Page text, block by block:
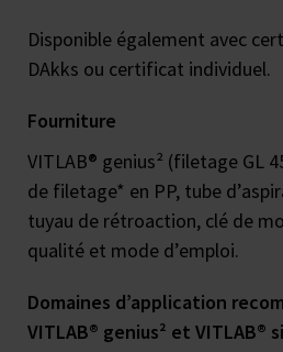
Disponible également avec
DAkks ou certificat individuel.
Fourniture
VITLAB® genius² (filetage GL
de filetage* en PP, tube
tuyau de rétroaction, clé de
qualité et mode d’emploi.
Domaines d’application
VITLAB® genius² et VITLAB®